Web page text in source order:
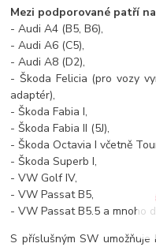
Mezi podporované patří
- Audi A4 (B5, B6),
- Audi A6 (C5),
- Audi A8 (D2),
- Škoda Felicia (pro vozy
adaptér),
- Škoda Fabia I,
- Škoda Fabia II (5J),
- Škoda Octavia I včetně
- Škoda Superb I,
- VW Golf IV,
- VW Passat B5,
- VW Passat B5.5 a mnoho
S příslušným SW